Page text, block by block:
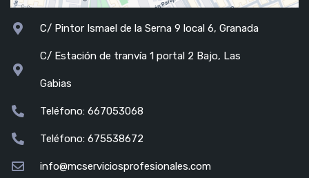
C/ Pintor Ismael de la Serna 9 local 6, Granada
C/ Estación de tranvía 1 portal 2 Bajo, Las
Gabias
Teléfono: 667053068
Teléfono: 675538672
info@mcserviciosprofesionales.com